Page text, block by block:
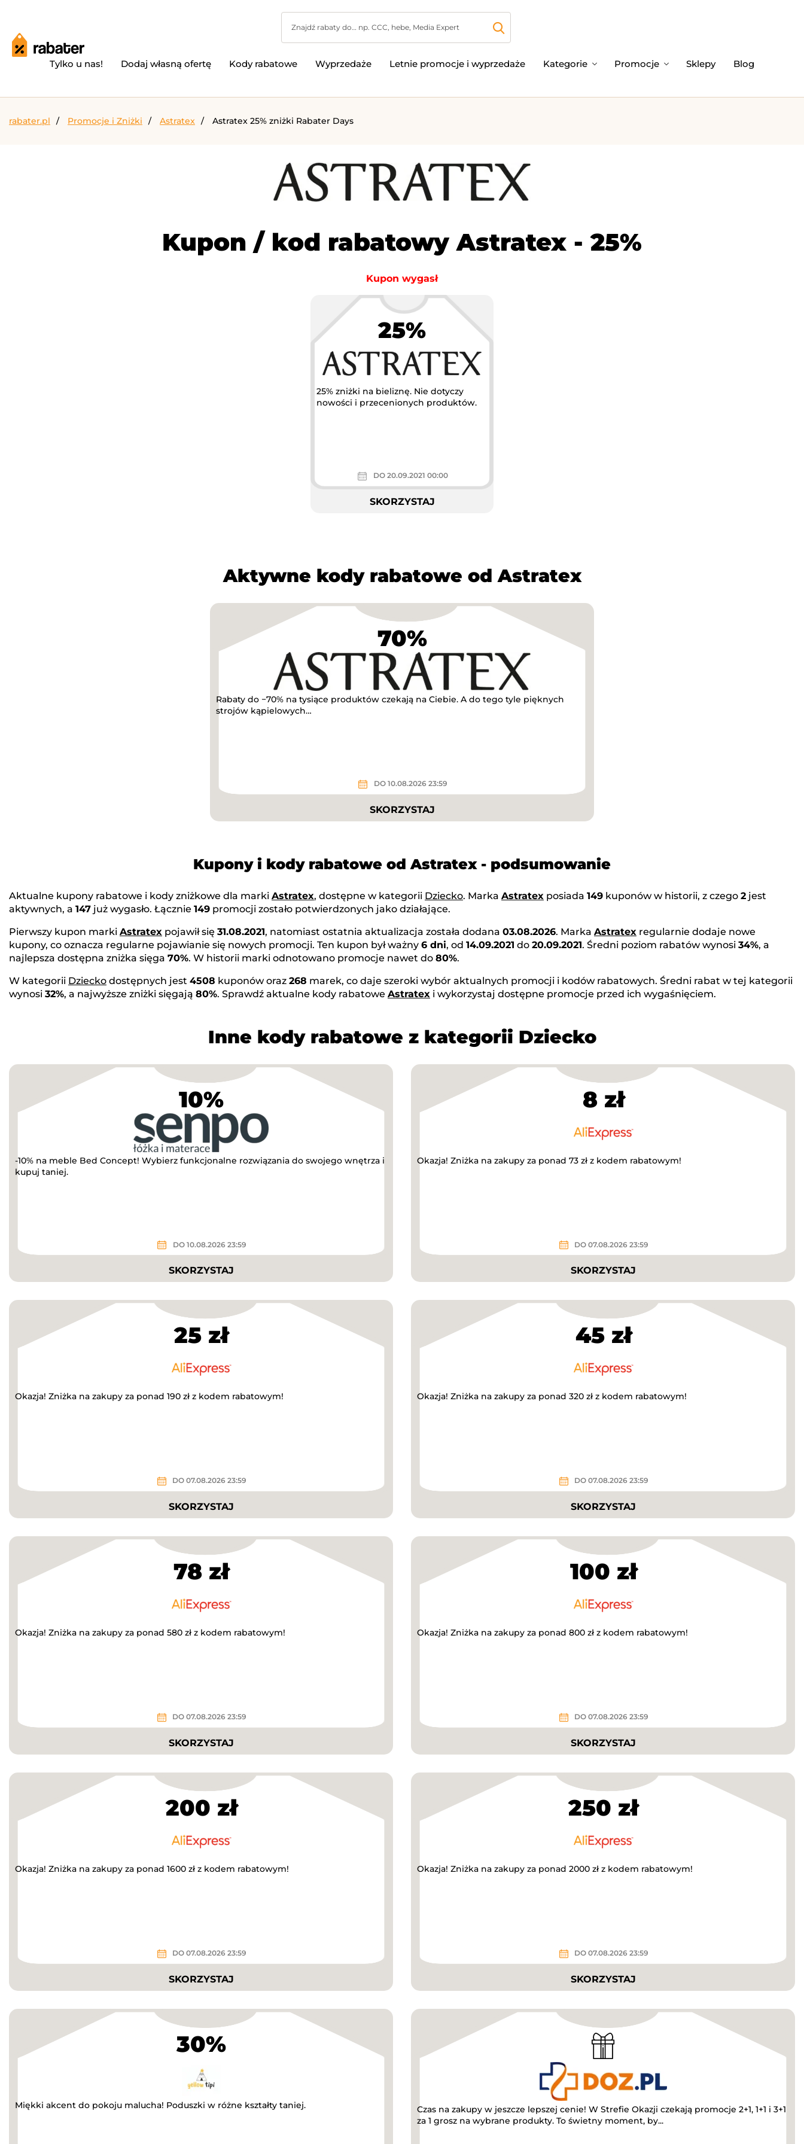
Tylko u nas! Dodaj własną ofertę Kody rabatowe Wyprzedaże Letnie promocje i wyprzedaże Kategorie Promocje Sklepy Blog
rabater.pl Promocje i Zniżki Astratex Astratex 25% zniżki Rabater Days
Kupon / kod rabatowy Astratex - 25%
Kupon wygasł
25%
25% zniżki na bieliznę. Nie dotyczy
nowości i przecenionych produktów.
DO 20.09.2021 00:00
Największa akcja rabatowa w
SKORZYSTAJ
Aktywne kody rabatowe od Astratex
70%
Rabaty do −70% na tysiące produktów czekają na Ciebie. A do tego tyle pięknych
strojów kąpielowych…
DO 10.08.2026 23:59
SKORZYSTAJ
Kupony i kody rabatowe od Astratex - podsumowanie
Aktualne kupony rabatowe i kody zniżkowe dla marki Astratex, dostępne w kategorii Dziecko. Marka Astratex posiada 149 kuponów w historii, z czego 2 jest
aktywnych, a 147 już wygasło. Łącznie 149 promocji zostało potwierdzonych jako działające.
Pierwszy kupon marki Astratex pojawił się 31.08.2021, natomiast ostatnia aktualizacja została dodana 03.08.2026. Marka Astratex regularnie dodaje nowe
kupony, co oznacza regularne pojawianie się nowych promocji. Ten kupon był ważny 6 dni, od 14.09.2021 do 20.09.2021. Średni poziom rabatów wynosi 34%, a
najlepsza dostępna zniżka sięga 70%. W historii marki odnotowano promocje nawet do 80%.
W kategorii Dziecko dostępnych jest 4508 kuponów oraz 268 marek, co daje szeroki wybór aktualnych promocji i kodów rabatowych. Średni rabat w tej kategorii
wynosi 32%, a najwyższe zniżki sięgają 80%. Sprawdź aktualne kody rabatowe Astratex i wykorzystaj dostępne promocje przed ich wygaśnięciem.
Inne kody rabatowe z kategorii Dziecko
10%
-10% na meble Bed Concept! Wybierz funkcjonalne rozwiązania do swojego wnętrza i
kupuj taniej.
DO 10.08.2026 23:59
SKORZYSTAJ
8 zł
Okazja! Zniżka na zakupy za ponad 73 zł z kodem rabatowym!
DO 07.08.2026 23:59
SKORZYSTAJ
25 zł
Okazja! Zniżka na zakupy za ponad 190 zł z kodem rabatowym!
DO 07.08.2026 23:59
SKORZYSTAJ
45 zł
Okazja! Zniżka na zakupy za ponad 320 zł z kodem rabatowym!
DO 07.08.2026 23:59
SKORZYSTAJ
78 zł
Okazja! Zniżka na zakupy za ponad 580 zł z kodem rabatowym!
DO 07.08.2026 23:59
SKORZYSTAJ
100 zł
Okazja! Zniżka na zakupy za ponad 800 zł z kodem rabatowym!
DO 07.08.2026 23:59
SKORZYSTAJ
200 zł
Okazja! Zniżka na zakupy za ponad 1600 zł z kodem rabatowym!
DO 07.08.2026 23:59
SKORZYSTAJ
250 zł
Okazja! Zniżka na zakupy za ponad 2000 zł z kodem rabatowym!
DO 07.08.2026 23:59
SKORZYSTAJ
30%
Miękki akcent do pokoju malucha! Poduszki w różne kształty taniej.
Czas na zakupy w jeszcze lepszej cenie! W Strefie Okazji czekają promocje 2+1, 1+1 i 3+1
za 1 grosz na wybrane produkty. To świetny moment, by...